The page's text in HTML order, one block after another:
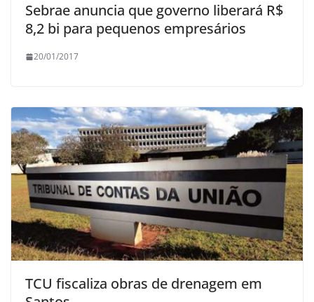
Sebrae anuncia que governo liberará R$
8,2 bi para pequenos empresários
20/01/2017
TCU fiscaliza obras de drenagem em